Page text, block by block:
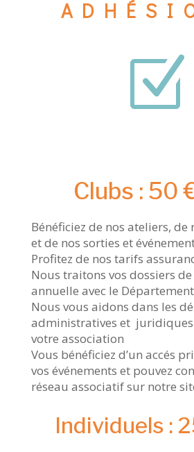
Z
Clubs : 50
Bénéficiez de nos ateliers,
et de nos sorties et
Profitez de nos tarifs
Nous traitons vos dossiers
annuelle avec le Département
Nous vous aidons dans les
administratives et juridiques
votre association
Vous bénéficiez d’un accés
vos événements et pouvez
réseau associatif sur notre
Individuels :